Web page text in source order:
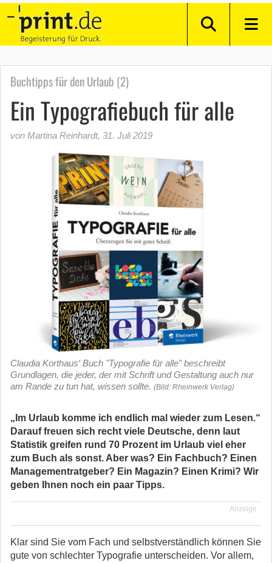
Buchtipps für den Urlaub (2)
Ein Typografiebuch für alle
von Martina Reinhardt, 31. Juli 2019
Claudia Korthaus‘ Buch "Typografie für alle" beschreibt
Grundlagen, die jeder, der mit Schrift und Gestaltung auch nur
am Rande zu tun hat, wissen sollte. (Bild: Rheinwerk Verlag)
„Im Urlaub komme ich endlich mal wieder zum Lesen.“
Darauf freuen sich recht viele Deutsche, denn laut
Statistik greifen rund 70 Prozent im Urlaub viel eher
zum Buch als sonst. Aber was? Ein Fachbuch? Einen
Managementratgeber? Ein Magazin? Einen Krimi? Wir
geben Ihnen noch ein paar Tipps.
Anzeige
Klar sind Sie vom Fach und selbstverständlich können Sie
gute von schlechter Typografie unterscheiden. Vor allem,